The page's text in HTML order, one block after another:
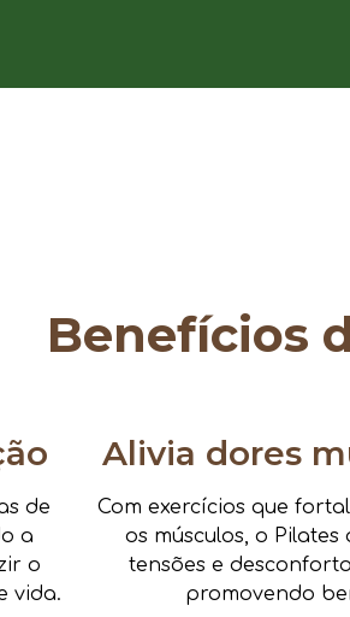
Benefícios
de
a
o
vida.
Alivia dores
Com exercícios que
os músculos, o
tensões e
promovendo